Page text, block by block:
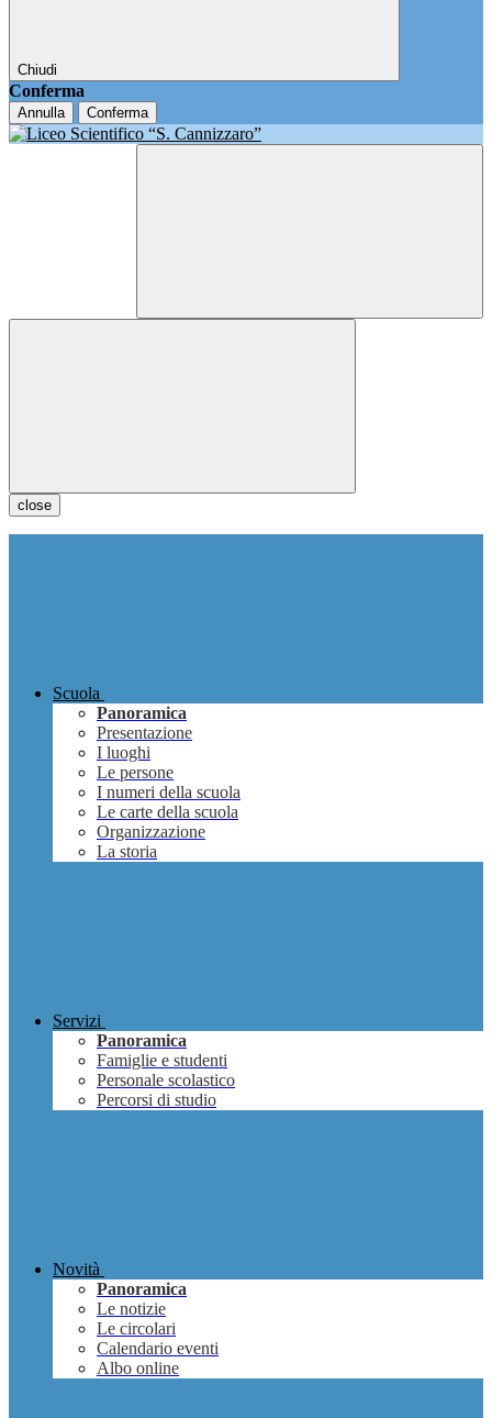
Chiudi
Conferma
Annulla Conferma
close
Scuola
Panoramica
Presentazione
I luoghi
Le persone
I numeri della scuola
Le carte della scuola
Organizzazione
La storia
Servizi
Panoramica
Famiglie e studenti
Personale scolastico
Percorsi di studio
Novità
Panoramica
Le notizie
Le circolari
Calendario eventi
Albo online